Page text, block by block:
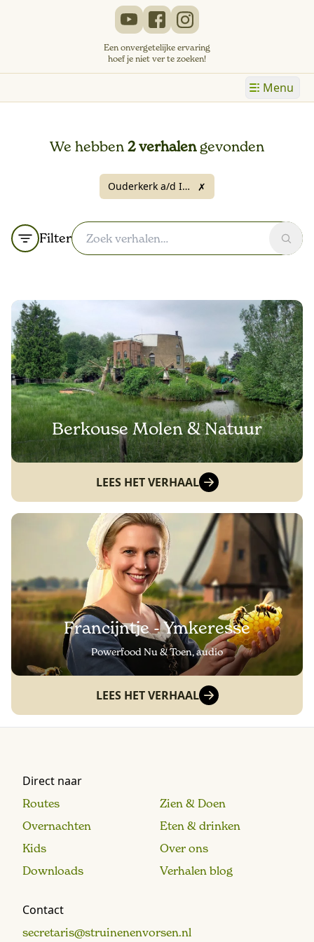
Een onvergetelijke ervaring
hoef je niet ver te zoeken!
Menu
We hebben2 verhalengevonden
Ouderkerk a/d IJssel ✗
Filter
Berkouse Molen & Natuur
LEES HET VERHAAL
Francijntje - Ymkeresse
Powerfood Nu & Toen, audio
LEES HET VERHAAL
Direct naar
Routes
Zien & Doen
Overnachten
Eten & drinken
Kids
Over ons
Downloads
Verhalen blog
Contact
secretaris@struinenenvorsen.nl